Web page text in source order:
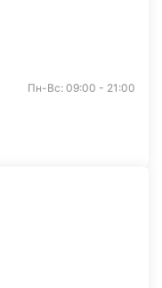
Пн-Вс: 09:00 - 21:00